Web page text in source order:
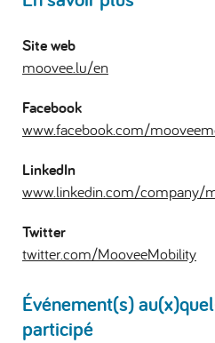
Site web
moovee.lu/en
Facebook
www.facebook.com/
LinkedIn
www.linkedin.com/company/
Twitter
twitter.com/MooveeMobility
Événement(s)
participé